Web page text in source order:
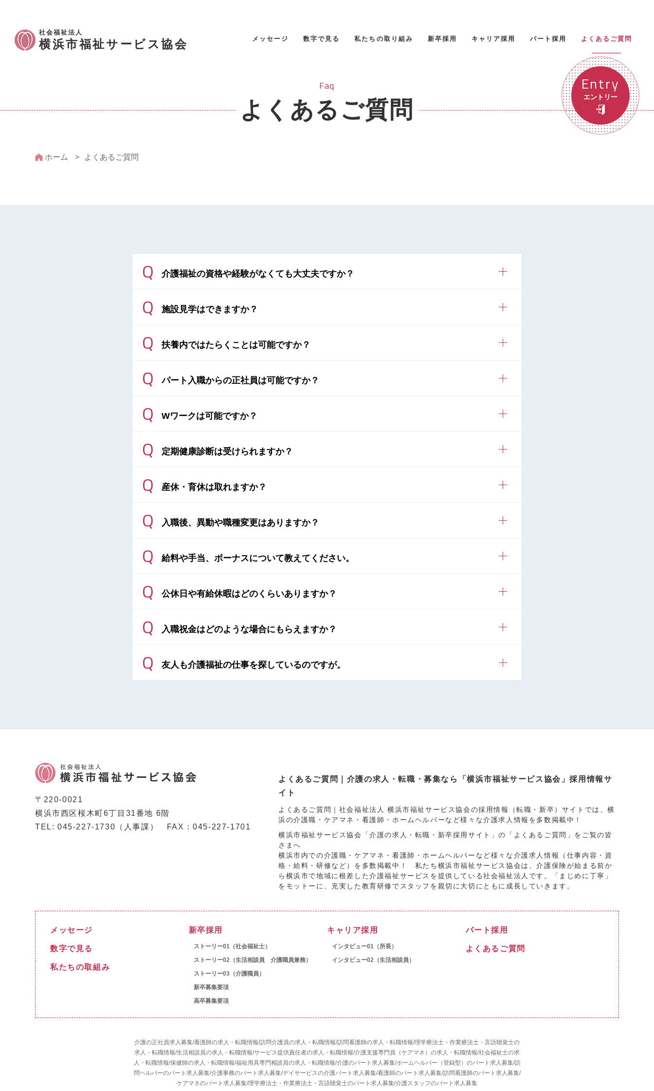
社会福祉法人
横浜市福祉サービス協会 メッセージ 数字で見る 私たちの取り組み 新卒採用 キャリア採用 パート採用 よくあるご質問
Entry
エントリー
Faq
よくあるご質問
ホーム よくあるご質問
Q 介護福祉の資格や経験がなくても大丈夫ですか？
Q 施設見学はできますか？
Q 扶養内ではたらくことは可能ですか？
Q パート入職からの正社員は可能ですか？
Q Wワークは可能ですか？
Q 定期健康診断は受けられますか？
Q 産休・育休は取れますか？
Q 入職後、異動や職種変更はありますか？
Q 給料や手当、ボーナスについて教えてください。
Q 公休日や有給休暇はどのくらいありますか？
Q 入職祝金はどのような場合にもらえますか？
Q 友人も介護福祉の仕事を探しているのですが。
〒220-0021
横浜市西区桜木町6丁目31番地 6階
TEL: 045-227-1730（人事課）
FAX：045-227-1701
よくあるご質問｜介護の求人・転職・募集なら「横浜市福祉サービス協会」採用情報サ
イト
よくあるご質問｜社会福祉法人 横浜市福祉サービス協会の採用情報（転職・新卒）サイトでは、横
浜の介護職・ケアマネ・看護師・ホームヘルパーなど様々な介護求人情報を多数掲載中！
横浜市福祉サービス協会「介護の求人・転職・新卒採用サイト」の「よくあるご質問」をご覧の皆
さまへ
横浜市内での介護職・ケアマネ・看護師・ホームヘルパーなど様々な介護求人情報（仕事内容・資
格・給料・研修など）を多数掲載中！ 私たち横浜市福祉サービス協会は、介護保険が始まる前か
ら横浜市で地域に根差した介護福祉サービスを提供している社会福祉法人です。「まじめに丁寧」
をモットーに、充実した教育研修でスタッフを親切に大切にともに成長していきます。
メッセージ
数字で見る
私たちの取組み
新卒採用
ストーリー01（社会福祉士）
ストーリー02（生活相談員 介護職員兼務）
ストーリー03（介護職員）
新卒募集要項
高卒募集要項
キャリア採用
インタビュー01（所長）
インタビュー02（生活相談員）
パート採用
よくあるご質問
介護の正社員求人募集/看護師の求人・転職情報/訪問介護員の求人・転職情報/訪問看護師の求人・転職情報/理学療法士・作業療法士・言語聴覚士の
求人・転職情報/生活相談員の求人・転職情報/サービス提供責任者の求人・転職情報/介護支援専門員（ケアマネ）の求人・転職情報/社会福祉士の求
人・転職情報/保健師の求人・転職情報/福祉用具専門相談員の求人・転職情報/介護のパート求人募集/ホームヘルパー（登録型）のパート求人募集/訪
問ヘルパーのパート求人募集/介護事務のパート求人募集/デイサービスの介護パート求人募集/看護師のパート求人募集/訪問看護師のパート求人募集/
ケアマネのパート求人募集/理学療法士・作業療法士・言語聴覚士のパート求人募集/介護スタッフのパート求人募集